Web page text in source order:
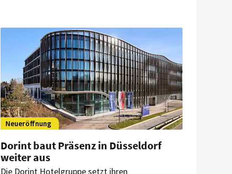
Neueröffnung
Dorint baut Präsenz in Düsseldorf
weiter aus
Die Dorint Hotelgruppe setzt ihren